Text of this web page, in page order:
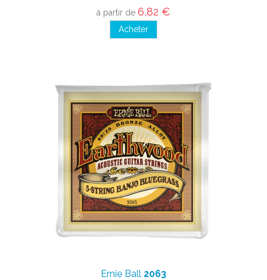
à partir de 6,82 €
Acheter
Ernie Ball 2063